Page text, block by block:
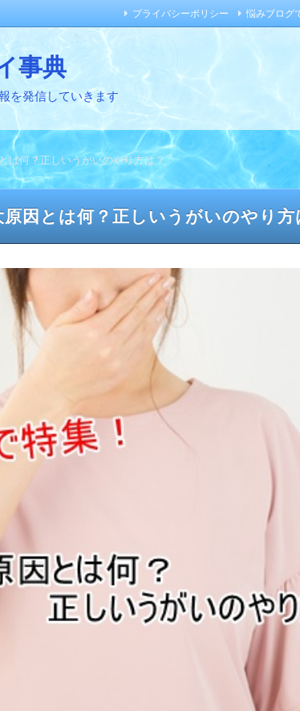
プライバシーポリシー 悩みブログ
事典
を発信していきます
は何？正しいうがいのやり方は？
因とは何？正しいうがいのやり方